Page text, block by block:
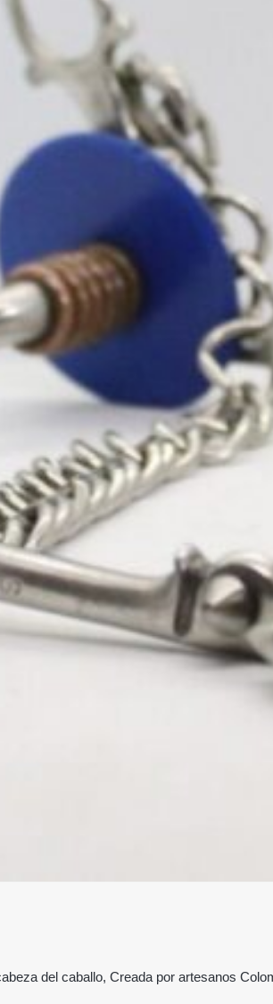
del caballo, Creada por artesanos